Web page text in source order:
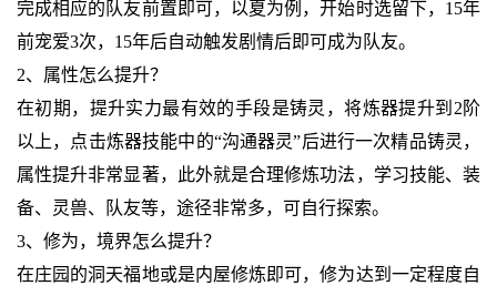
完成相应的队友前置即可，以夏为例，开始时选留下，15年
前宠爱3次，15年后自动触发剧情后即可成为队友。
2、属性怎么提升？
在初期，提升实力最有效的手段是铸灵，将炼器提升到2阶
以上，点击炼器技能中的“沟通器灵”后进行一次精品铸灵，
属性提升非常显著，此外就是合理修炼功法，学习技能、装
备、灵兽、队友等，途径非常多，可自行探索。
3、修为，境界怎么提升？
在庄园的洞天福地或是内屋修炼即可，修为达到一定程度自